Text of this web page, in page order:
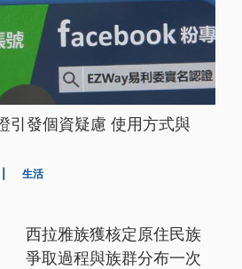
引發個資疑慮 使用方式與
生活
西拉雅族獲核定原住民族
爭取過程與族群分布一次